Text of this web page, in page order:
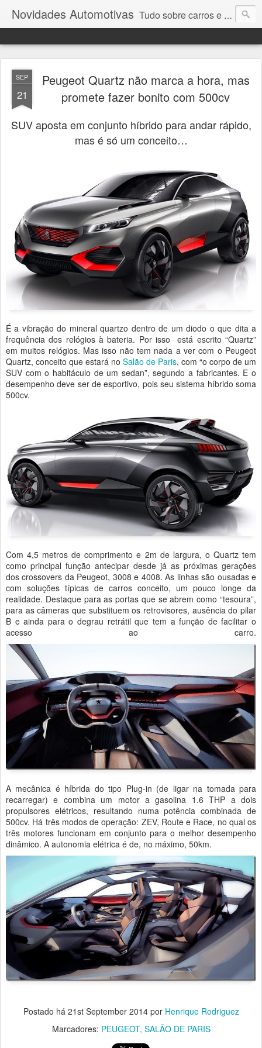
Novidades Automotivas Tudo sobre carros e motores
SEP
21
Peugeot Quartz não marca a hora, mas
promete fazer bonito com 500cv
SUV aposta em conjunto híbrido para andar rápido,
mas é só um conceito…
É a vibração do mineral quartzo dentro de um diodo o que dita a
frequência dos relógios à bateria. Por isso está escrito “Quartz”
em muitos relógios. Mas isso não tem nada a ver com o Peugeot
Quartz, conceito que estará no Salão de Paris, com “o corpo de um
SUV com o habitáculo de um sedan”, segundo a fabricantes. E o
desempenho deve ser de esportivo, pois seu sistema híbrido soma
500cv.
Com 4,5 metros de comprimento e 2m de largura, o Quartz tem
como principal função antecipar desde já as próximas gerações
dos crossovers da Peugeot, 3008 e 4008. As linhas são ousadas e
com soluções típicas de carros conceito, um pouco longe da
realidade. Destaque para as portas que se abrem como “tesoura”,
para as câmeras que substituem os retrovisores, ausência do pilar
B e ainda para o degrau retrátil que tem a função de facilitar o
acesso ao carro.
A mecânica é híbrida do tipo Plug-in (de ligar na tomada para
recarregar) e combina um motor a gasolina 1.6 THP a dois
propulsores elétricos, resultando numa potência combinada de
500cv. Há três modos de operação: ZEV, Route e Race, no qual os
três motores funcionam em conjunto para o melhor desempenho
dinâmico. A autonomia elétrica é de, no máximo, 50km.
Postado há 21st September 2014por Henrique Rodriguez
Marcadores: PEUGEOT SALÃO DE PARIS